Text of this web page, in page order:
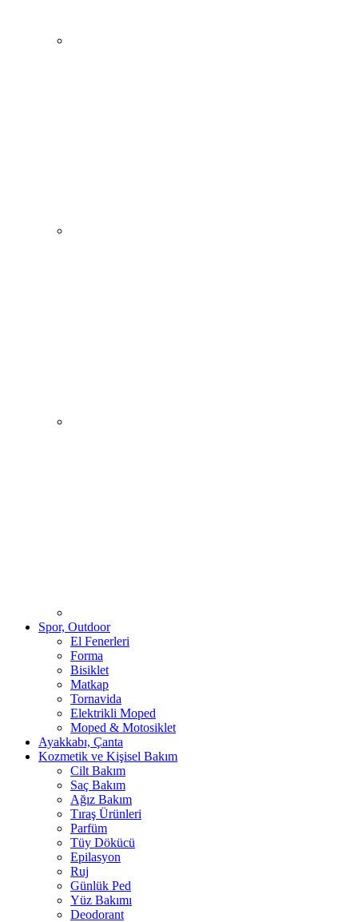
Spor, Outdoor
El Fenerleri
Forma
Bisiklet
Matkap
Tornavida
Elektrikli Moped
Moped & Motosiklet
Ayakkabı, Çanta
Kozmetik ve Kişisel Bakım
Cilt Bakım
Saç Bakım
Ağız Bakım
Tıraş Ürünleri
Parfüm
Tüy Dökücü
Epilasyon
Ruj
Günlük Ped
Yüz Bakımı
Deodorant